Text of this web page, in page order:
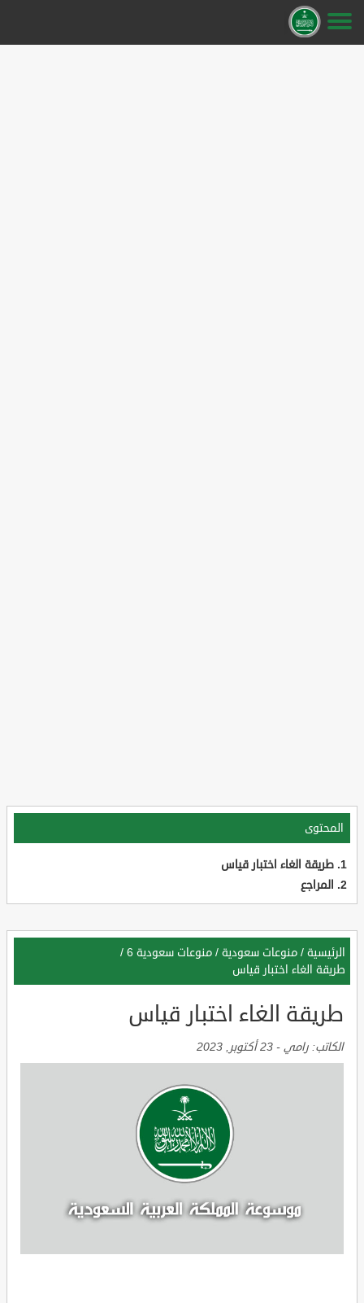
المحتوى
طريقة الغاء اختبار قياس
المراجع
الرئيسية / منوعات سعودية / منوعات سعودية 6
/
طريقة الغاء اختبار قياس
طريقة الغاء اختبار قياس
الكاتب: رامي - 23 أكتوبر, 2023